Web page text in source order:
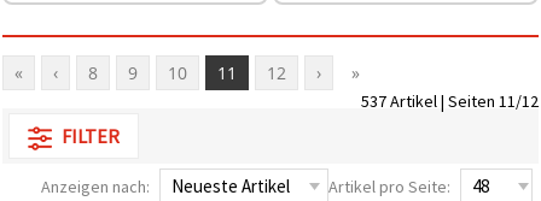
« ‹ 8 9 10 11 12 › »
537 Artikel | Seiten 11/12
FILTER
Anzeigen nach: Artikel pro Seite: